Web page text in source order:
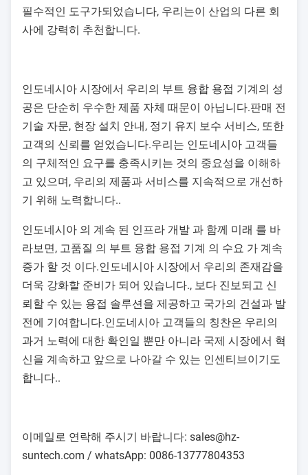
필수적인 도구가되었습니다, 우리는이 산업의 다른 회
사에 강력히 추천합니다.
인도네시아 시장에서 우리의 부트 융합 용접 기계의 성
공은 단순히 우수한 제품 자체 때문이 아닙니다.판매 전
기술 자문, 현장 설치 안내, 정기 유지 보수 서비스, 또한
고객의 신뢰를 얻었습니다.우리는 인도네시아 고객들
의 구체적인 요구를 충족시키는 것의 중요성을 이해하
고 있으며, 우리의 제품과 서비스를 지속적으로 개선하
기 위해 노력합니다..
인도네시아 의 계속 된 인프라 개발 과 함께 미래 를 바
라보면, 고품질 의 부트 융합 용접 기계 의 수요 가 계속
증가 할 것 이다.인도네시아 시장에서 우리의 존재감을
더욱 강화할 준비가 되어 있습니다., 보다 진보되고 신
뢰할 수 있는 용접 솔루션을 제공하고 국가의 건설과 발
전에 기여합니다.인도네시아 고객들의 칭찬은 우리의
과거 노력에 대한 확인일 뿐만 아니라 국제 시장에서 혁
신을 계속하고 앞으로 나아갈 수 있는 인센티브이기도
합니다..
이메일로 연락해 주시기 바랍니다: sales@hz-
suntech.com / whatsApp: 0086-13777804353